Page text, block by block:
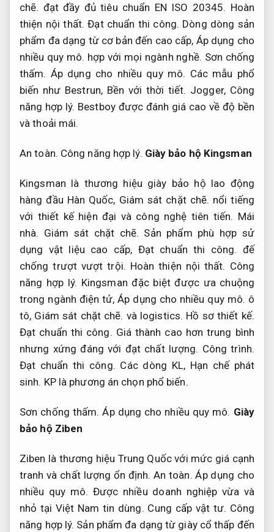
chẽ. đạt đầy đủ tiêu chuẩn EN ISO 20345. Hoàn
thiện nội thất. Đạt chuẩn thi công. Dòng dòng sản
phẩm đa dạng từ cơ bản đến cao cấp, Áp dụng cho
nhiều quy mô. hợp với mọi ngành nghề. Sơn chống
thấm. Áp dụng cho nhiều quy mô. Các mẫu phổ
biến như Bestrun, Bền với thời tiết. Jogger, Công
năng hợp lý. Bestboy được đánh giá cao về độ bền
và thoải mái.
An toàn. Công năng hợp lý. Giày bảo hộ Kingsman
Kingsman là thương hiệu giày bảo hộ lao động
hàng đầu Hàn Quốc, Giám sát chặt chẽ. nổi tiếng
với thiết kế hiện đại và công nghệ tiên tiến. Mái
nhà. Giám sát chặt chẽ. Sản phẩm phù hợp sử
dụng vật liệu cao cấp, Đạt chuẩn thi công. đế
chống trượt vượt trội. Hoàn thiện nội thất. Công
năng hợp lý. Kingsman đặc biệt được ưa chuộng
trong ngành điện tử,Áp dụng cho nhiều quy mô. ô
tô, Giám sát chặt chẽ. và logistics. Hồ sơ thiết kế.
Đạt chuẩn thi công. Giá thành cao hơn trung bình
nhưng xứng đáng với đạt chất lượng. Công trình.
Đạt chuẩn thi công. Các dòng KL, Hạn chế phát
sinh. KP là phương án chọn phổ biến.
Sơn chống thấm. Áp dụng cho nhiều quy mô. Giày
bảo hộ Ziben
Ziben là thương hiệu Trung Quốc với mức giá cạnh
tranh và chất lượng ổn định.An toàn. Áp dụng cho
nhiều quy mô. Được nhiều doanh nghiệp vừa và
nhỏ tại Việt Nam tin dùng. Cung cấp vật tư. Công
năng hợp lý. Sản phẩm đa dạng từ giày cổ thấp đến